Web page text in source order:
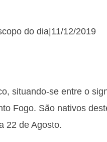
do dia|11/12/2019
situando-se entre o
Fogo. São nativos
22 de Agosto.